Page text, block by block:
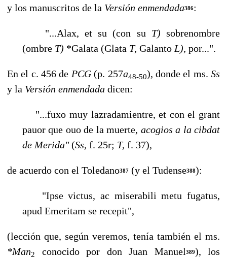
y los manuscritos de la Versión enmendada386:
"...Alax, et su (con su T)sobrenombre
(ombre T) *Galata (Glata T, Galanto L), por...".
En el c. 456 de PCG(p. 257a48-50), donde el ms.Ss
y la Versión enmendada dicen:
"...fuxo muy lazradamientre, et con el grant
pauor que ouo de la muerte, acogios a la cibdat
de Merida"(Ss, f. 25r; T, f. 37),
de acuerdo con el Toledano387 (y el Tudense388):
"Ipse victus, ac miserabili metu fugatus,
apud Emeritam se recepit",
(lección que, según veremos, tenía también el ms.
*Man2 conocido por don Juan Manuel389), los